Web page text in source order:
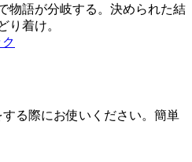
物語が分岐する。決められた結
り着け。
る際にお使いください。簡単